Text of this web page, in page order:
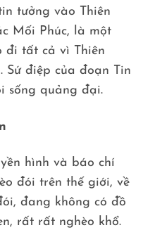
tưởng vào Thiên
Mối Phúc, là một
đi tất cả vì Thiên
Sứ điệp của đoạn Tin
sống quảng đại.
hình và báo chí
đói trên thế giới, về
đang không có đồ
rất rất nghèo khổ.